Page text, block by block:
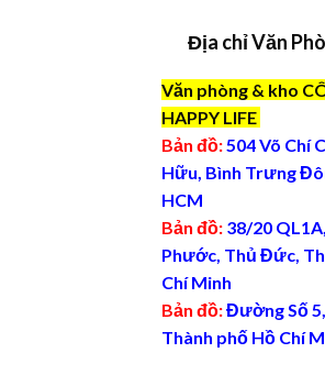
Địa chỉ Văn
Văn phòng & kho
HAPPY LIFE
Bản đồ:504 Võ Chí
Hữu, Bình Trưng
HCM
Bản đồ: 38/20
Phước, Thủ Đức,
Chí Minh
Bản đồ:Đường Số
Thành phố Hồ Chí